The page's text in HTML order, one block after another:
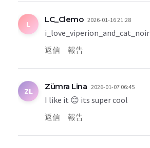
L LC_Clemo 2026-01-16 21:28
i_love_viperion_and_cat_noir
返信 報告
ZL Zümra Lina 2026-01-07 06:45
I like it 😊 its super cool
返信 報告